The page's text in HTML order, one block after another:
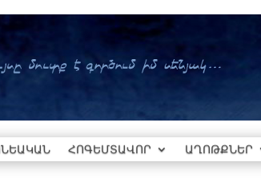
ՀՈԳԵՄՏԱՎՈՐ ԱՂՈԹՔՆԵՐ